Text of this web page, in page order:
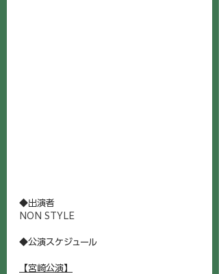
◆出演者
NON STYLE
◆公演スケジュール
【宮崎公演】